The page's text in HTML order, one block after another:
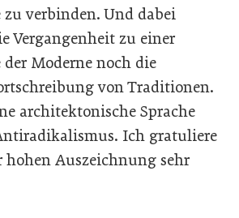
verbinden. Und dabei
Vergangenheit zu einer
der Moderne noch die
von Traditionen.
architektonische Sprache
Ich gratuliere
hohen Auszeichnung sehr